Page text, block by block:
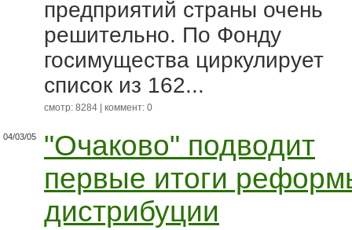
предприятий страны очень
решительно. По Фонду
госимущества циркулирует
список из 162...
смотр: 8284 | коммент: 0
04/03/05
"Очаково" подводит
первые итоги
дистрибуции